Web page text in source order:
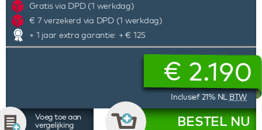
Gratis via DPD (1 werkdag)
€ 7 verzekerd via DPD (1 werkdag)
+ 1 jaar extra garantie: + € 125
€ 2.190
Inclusief 21% NL BTW
Voeg toe aan
vergelijking
BESTEL NU